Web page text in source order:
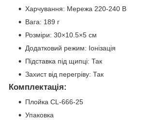
Харчування: Мережа 220-240 В
Вага: 189 г
Розміри: 30×10.5×5 см
Додатковий режим: Іонізація
Підставка під щипці: Так
Захист від перегріву: Так
Комплектація:
Плойка CL-666-25
Упаковка